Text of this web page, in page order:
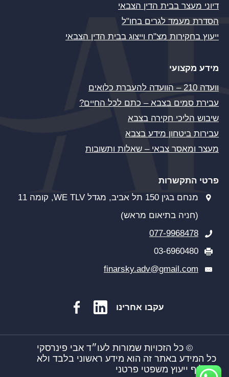
דיוני מעצר בבית הדין הצבאי
הסדרת מעמד לגרים בחו"ל
ייעוץ בחקירות מצ"ח וייצוג בבית הדין הצבאי
מידע מקצועי
וועדה 210 – הוועדה להעברת כלואים
עבירת סמים בצבא – כתם לכל החיים?
שיבוש הליכי חקירה בצבא
עבירות ביטחון מידע בצבא
מעצר ומאסר צבאי – שאלות ותשובות
פרטי התקשרות
מנחם בגין 150 תל אביב, מגדל WE TLV, קומה 11
(חניה בתיאום מראש)
077-9968478
03-6960480
finarsky.adv@gmail.com
עקבו אחרינו
© כל הזכויות שמורות לעו״ד אבי פינרסקי
כל המידע באתר זה הוא מידע ראשוני בלבד ולא
מחליף ייעוץ משפטי פרטני